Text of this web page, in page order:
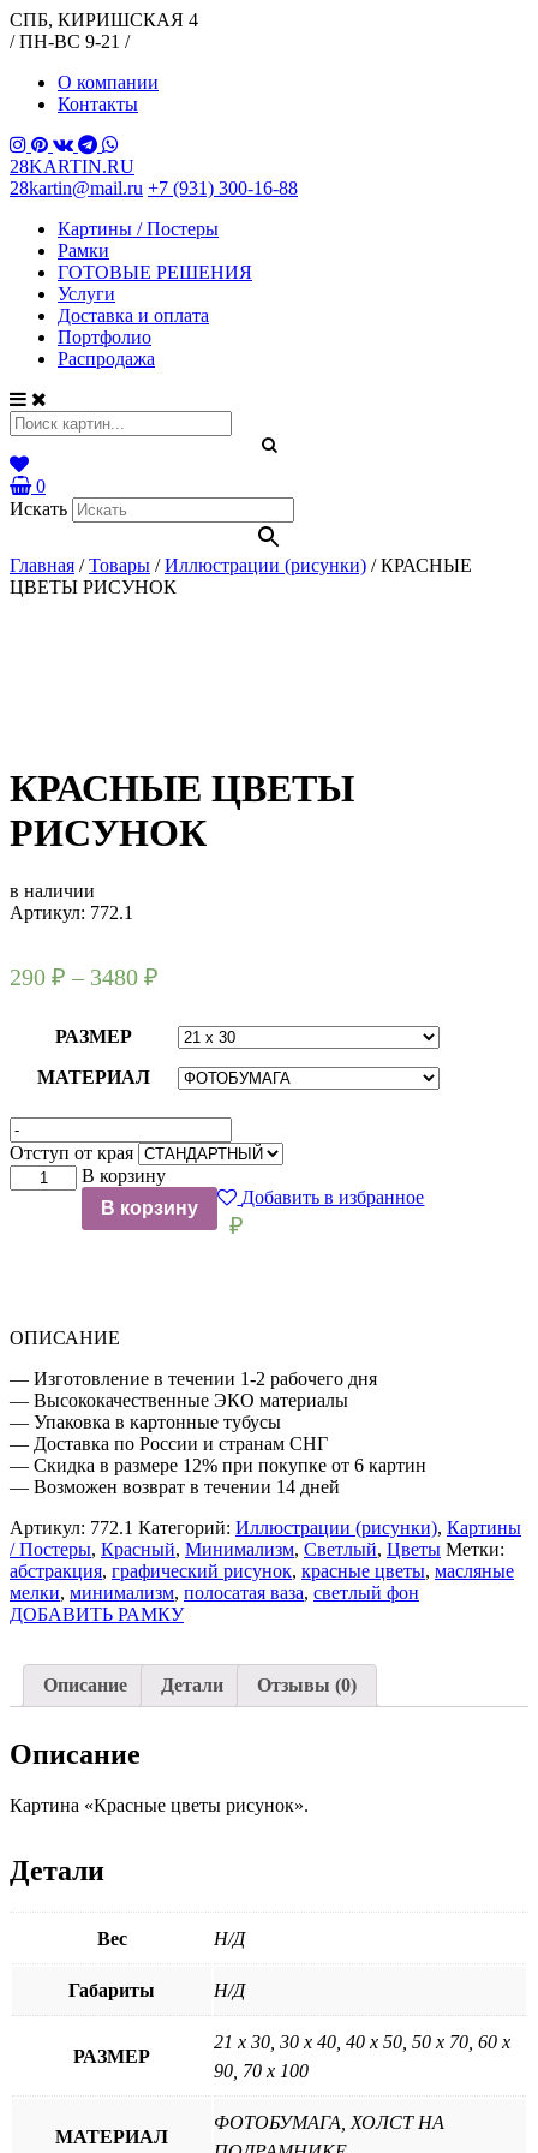
СПБ, КИРИШСКАЯ 4
/ ПН-ВС 9-21 /
О компании
Контакты
28KARTIN.RU
28kartin@mail.ru +7 (931) 300-16-88
Картины / Постеры
Рамки
ГОТОВЫЕ РЕШЕНИЯ
Услуги
Доставка и оплата
Портфолио
Распродажа
0
Искать
Главная /Товары /Иллюстрации (рисунки) /КРАСНЫЕ
ЦВЕТЫ РИСУНОК
КРАСНЫЕ ЦВЕТЫ
РИСУНОК
в наличии
Артикул: 772.1
290 ₽ – 3480 ₽
РАЗМЕР
МАТЕРИАЛ
Отступ от края
Количество
товара
В корзину
В корзину
Добавить в избранное
₽
ОПИСАНИЕ
— Изготовление в течении 1-2 рабочего дня
— Высококачественные ЭКО материалы
— Упаковка в картонные тубусы
— Доставка по России и странам СНГ
— Скидка в размере 12% при покупке от 6 картин
— Возможен возврат в течении 14 дней
Артикул: 772.1 Категорий: Иллюстрации (рисунки), Картины
/ Постеры, Красный, Минимализм, Светлый, Цветы Метки:
абстракция, графический рисунок, красные цветы, масляные
мелки, минимализм, полосатая ваза, светлый фон
ДОБАВИТЬ РАМКУ
Описание Детали Отзывы (0)
Описание
Картина «Красные цветы рисунок».
Детали
Вес Н/Д
Габариты Н/Д
РАЗМЕР
21 х 30, 30 х 40, 40 х 50, 50 х 70, 60 х
90, 70 х 100
МАТЕРИАЛ
ФОТОБУМАГА, ХОЛСТ НА